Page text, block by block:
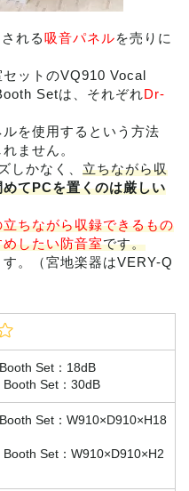
れる吸音パネルを売りに
ットのVQ910 Vocal
Setは、それぞれDr-
を使用するという方法
ません。
しかなく、 立ちながら収
めてPCを置くのは厳しい
ちながら収録できるもの
したい防音室です。
。（宮地楽器はVERY-Q
Set：18dB
Set：30dB
Set：W910×D910×H18
Set：W910×D910×H2